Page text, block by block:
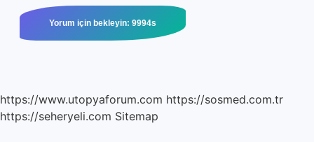
https://www.utopyaforum.com https://sosmed.com.tr
https://seheryeli.com Sitemap